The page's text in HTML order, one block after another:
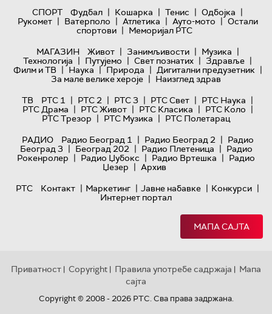
СПОРТ
Фудбал | Кошарка | Тенис | Одбојка |
Рукомет | Ватерполо | Атлетика | Ауто-мото | Остали
спортови | Меморијал РТС
МАГАЗИН
Живот | Занимљивости | Музика |
Технологијa | Путујемо | Свет познатих | Здравље |
Филм и ТВ | Наука | Природа | Дигитални предузетник |
За мале велике хероје | Наизглед здрав
ТВ
РТС 1 | РТС 2 | РТС 3 | РТС Свет | РТС Наука |
РТС Драма | РТС Живот | РТС Класика | РТС Коло |
РТС Трезор | РТС Музика | РТС Полетарац
РАДИО
Радио Београд 1 | Радио Београд 2 | Радио
Београд 3 | Београд 202 | Радио Плетеница | Радио
Рокенролер | Радио Џубокс | Радио Вртешка | Радио
Џезер | Архив
РТС
Контакт | Маркетинг | Јавне набавке | Конкурси |
Интернет портал
МАПА САЈТА
Приватност | Copyright | Правила употребе садржаја | Мапа
сајта
Copyright © 2008 - 2026 РТС. Сва права задржана.